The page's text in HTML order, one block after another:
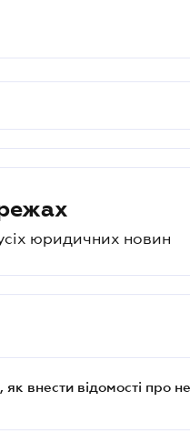
юридичних новин
як внести відомості про